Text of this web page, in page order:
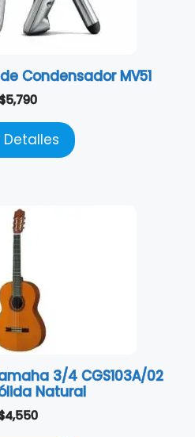
Condensador MV51
$5,790
Detalles
3/4 CGS103A/02
Natural
4,550